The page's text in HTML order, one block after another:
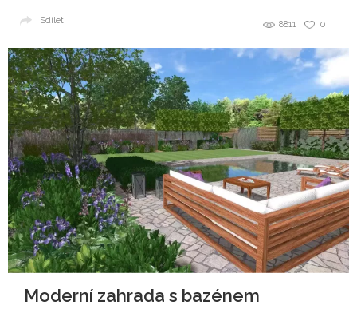
0
8811
Sdílet
Moderní zahrada s bazénem